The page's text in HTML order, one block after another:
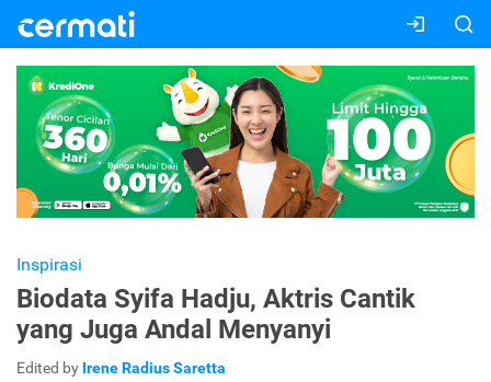
Inspirasi
Biodata Syifa Hadju, Aktris Cantik
yang Juga Andal Menyanyi
Edited by Irene Radius Saretta